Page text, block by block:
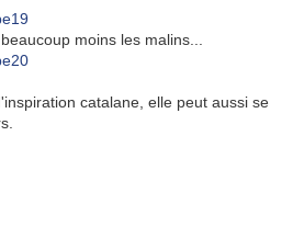
moins les malins...
catalane, elle peut aussi se